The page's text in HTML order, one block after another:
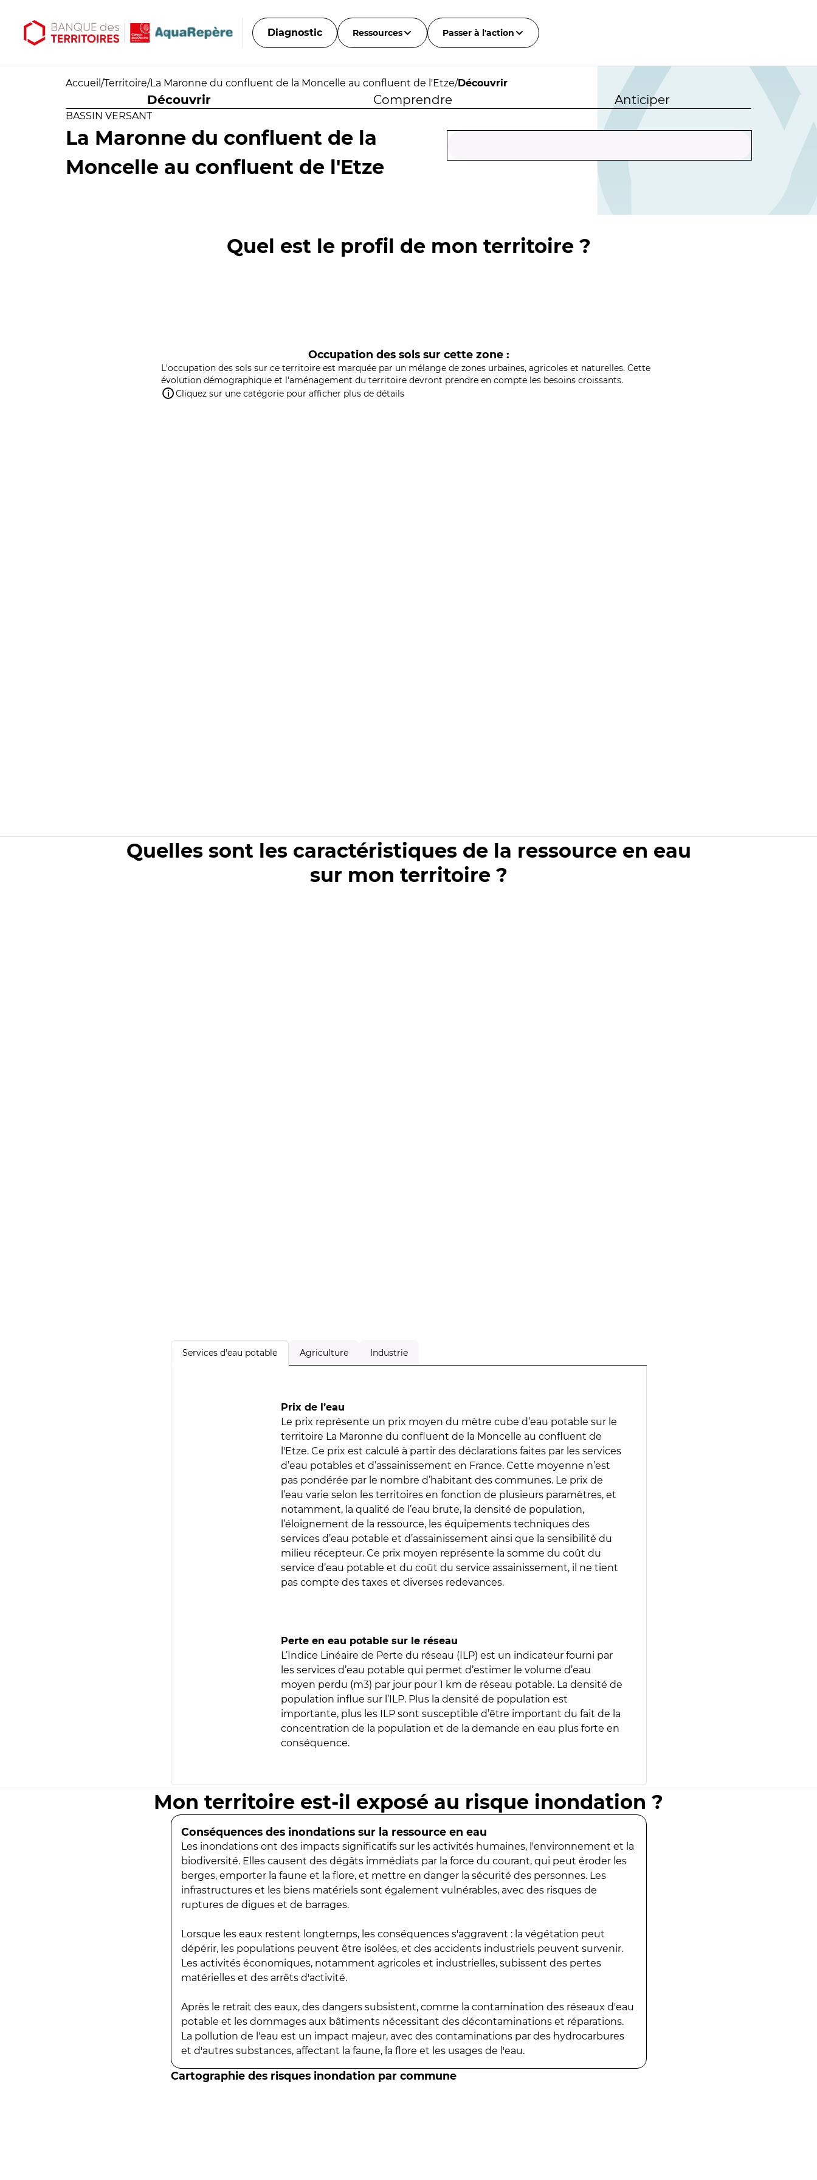
Diagnostic Ressources Passer à l'action
Accueil /Territoire/La Maronne du confluent de la Moncelle au confluent de l'Etze/Découvrir
Découvrir Comprendre Anticiper
BASSIN VERSANT
La Maronne du confluent de la
Moncelle au confluent de l'Etze
Quel est le profil de mon territoire ?
Occupation des sols sur cette zone :
L'occupation des sols sur ce territoire est marquée par un mélange de zones urbaines, agricoles et naturelles. Cette
évolution démographique et l'aménagement du territoire devront prendre en compte les besoins croissants.
Cliquez sur une catégorie pour afficher plus de détails
Quelles sont les caractéristiques de la ressource en eau
sur mon territoire ?
Services d'eau potable Agriculture Industrie
Prix de l’eau
Le prix représente un prix moyen du mètre cube d’eau potable sur le
territoire La Maronne du confluent de la Moncelle au confluent de
l'Etze. Ce prix est calculé à partir des déclarations faites par les services
d’eau potables et d’assainissement en France. Cette moyenne n’est
pas pondérée par le nombre d’habitant des communes. Le prix de
l’eau varie selon les territoires en fonction de plusieurs paramètres, et
notamment, la qualité de l’eau brute, la densité de population,
l’éloignement de la ressource, les équipements techniques des
services d’eau potable et d’assainissement ainsi que la sensibilité du
milieu récepteur. Ce prix moyen représente la somme du coût du
service d’eau potable et du coût du service assainissement, il ne tient
pas compte des taxes et diverses redevances.
Perte en eau potable sur le réseau
L’Indice Linéaire de Perte du réseau (ILP) est un indicateur fourni par
les services d’eau potable qui permet d’estimer le volume d’eau
moyen perdu (m3) par jour pour 1 km de réseau potable. La densité de
population influe sur l’ILP. Plus la densité de population est
importante, plus les ILP sont susceptible d’être important du fait de la
concentration de la population et de la demande en eau plus forte en
conséquence.
Mon territoire est-il exposé au risque inondation ?
Conséquences des inondations sur la ressource en eau
Les inondations ont des impacts significatifs sur les activités humaines, l'environnement et la
biodiversité. Elles causent des dégâts immédiats par la force du courant, qui peut éroder les
berges, emporter la faune et la flore, et mettre en danger la sécurité des personnes. Les
infrastructures et les biens matériels sont également vulnérables, avec des risques de
ruptures de digues et de barrages.
Lorsque les eaux restent longtemps, les conséquences s'aggravent : la végétation peut
dépérir, les populations peuvent être isolées, et des accidents industriels peuvent survenir.
Les activités économiques, notamment agricoles et industrielles, subissent des pertes
matérielles et des arrêts d'activité.
Après le retrait des eaux, des dangers subsistent, comme la contamination des réseaux d'eau
potable et les dommages aux bâtiments nécessitant des décontaminations et réparations.
La pollution de l'eau est un impact majeur, avec des contaminations par des hydrocarbures
et d'autres substances, affectant la faune, la flore et les usages de l'eau.
Cartographie des risques inondation par commune